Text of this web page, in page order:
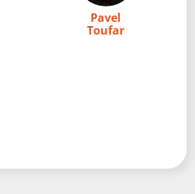
Pavel
Toufar